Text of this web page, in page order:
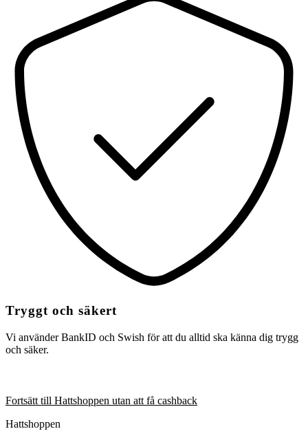
Tryggt och säkert
Vi använder BankID och Swish för att du alltid ska känna dig trygg
och säker.
Fortsätt till Hattshoppen utan att få cashback
Hattshoppen